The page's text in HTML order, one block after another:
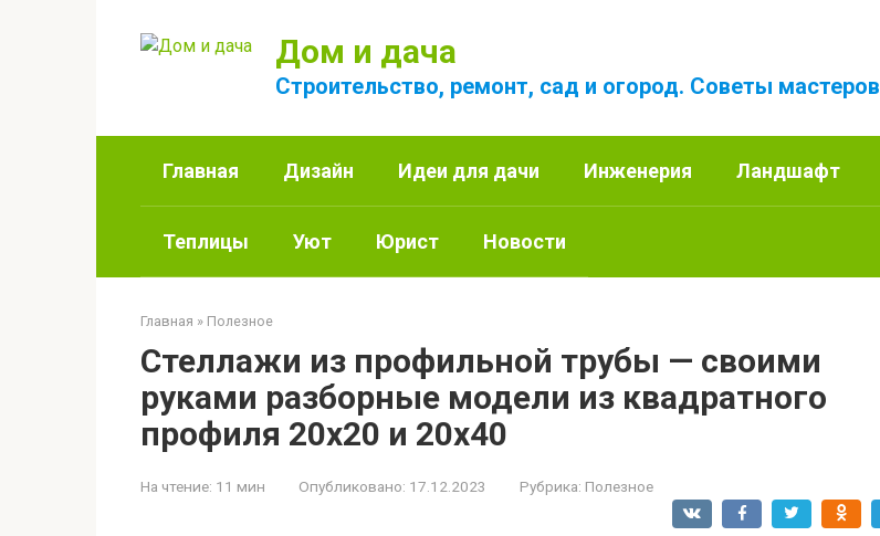
Дом и дача
Строительство, ремонт, сад и огород. Советы мастеров
Главная Дизайн Идеи для дачи Инженерия Ландшафт
Теплицы Уют Юрист Новости
Главная » Полезное
Стеллажи из профильной трубы — своими
руками разборные модели из квадратного
профиля 20х20 и 20х40
На чтение: 11 мин Опубликовано: 17.12.2023 Рубрика: Полезное